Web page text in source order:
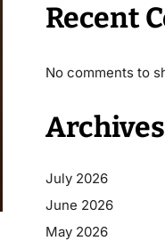
Recent
No comments to
Archives
July 2026
June 2026
May 2026